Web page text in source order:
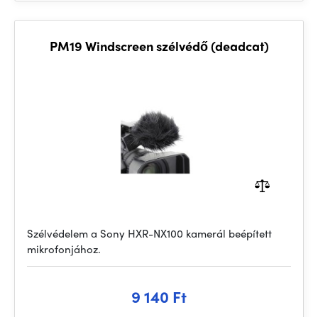
PM19 Windscreen szélvédő (deadcat)
Szélvédelem a Sony HXR-NX100 kamerál beépített
mikrofonjához.
9 140 Ft